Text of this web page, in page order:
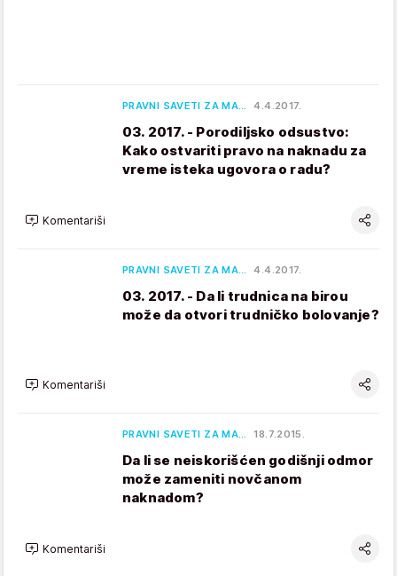
PRAVNI SAVETI ZA MA… 4.4.2017.
03. 2017. - Porodiljsko odsustvo:
Kako ostvariti pravo na naknadu za
vreme isteka ugovora o radu?
Komentariši
PRAVNI SAVETI ZA MA… 4.4.2017.
03. 2017. - Da li trudnica na birou
može da otvori trudničko bolovanje?
Komentariši
PRAVNI SAVETI ZA MA… 18.7.2015.
Da li se neiskorišćen godišnji odmor
može zameniti novčanom
naknadom?
Komentariši